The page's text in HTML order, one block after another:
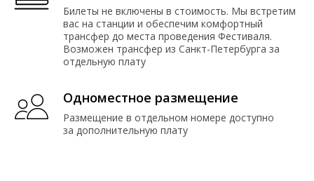
Билеты не включены в стоимость. Мы встретим
вас на станции и обеспечим комфортный
трансфер до места проведения Фестиваля.
Возможен трансфер из Санкт-Петербурга за
отдельную плату
Одноместное размещение
Размещение в отдельном номере доступно
за дополнительную плату